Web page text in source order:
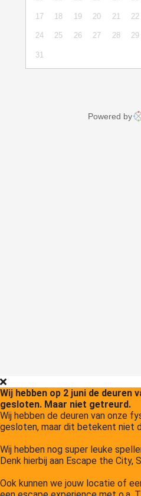
Wij hebben op 2 juni de deuren
gesloten. Maar niet getreurd.
Wij hebben de deuren van onze
gesloten, maar dit betekent niet
Wij hebben nog super leuke
Denk hierbij aan Escape the City,
Ook kunnen we jouw locatie of